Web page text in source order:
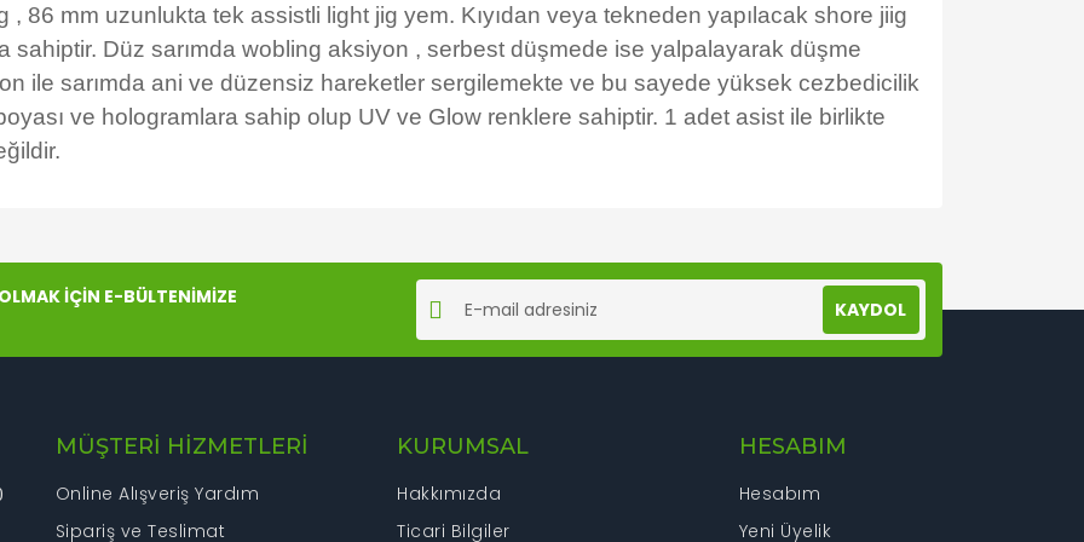
86 mm uzunlukta tek assistli light jig yem. Kıyıdan veya tekneden yapılacak shore jiig
sahiptir. Düz sarımda wobling aksiyon , serbest düşmede ise yalpalayarak düşme
ile sarımda ani ve düzensiz hareketler sergilemekte ve bu sayede yüksek cezbedicilik
ve hologramlara sahip olup UV ve Glow renklere sahiptir. 1 adet asist ile birlikte
İÇİN E-BÜLTENİMİZE
KAYDOL
MÜŞTERİ HİZMETLERİ
Online Alışveriş Yardım
Sipariş ve Teslimat
KURUMSAL
Hakkımızda
Ticari Bilgiler
HESABIM
Hesabım
Yeni Üyelik